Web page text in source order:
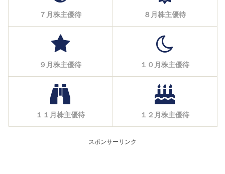
７月株主優待 ８月株主優待
９月株主優待 １０月株主優待
１１月株主優待 １２月株主優待
スポンサーリンク